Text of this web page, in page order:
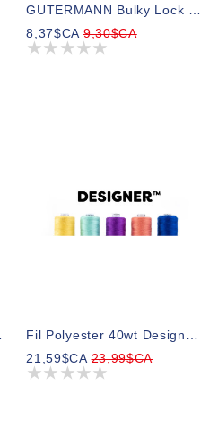
8,37$CA9,30$CA
21,59$CA23,99$CA